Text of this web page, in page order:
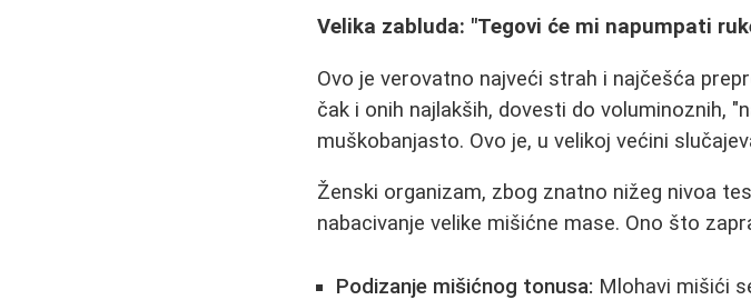
Velika zabluda: "Tegovi će mi napumpati
Ovo je verovatno najveći strah i najčešća
čak i onih najlakših, dovesti do voluminoznih,
muškobanjasto. Ovo je, u velikoj većini
Ženski organizam, zbog znatno nižeg nivoa
nabacivanje velike mišićne mase. Ono što
Podizanje mišićnog tonusa: Mlohavi mišići